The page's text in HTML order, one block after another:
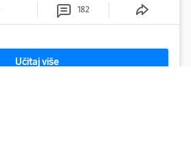
182
Učitaj više